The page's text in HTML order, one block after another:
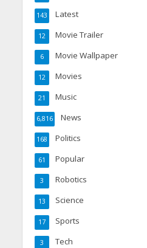
Latest
143
Movie Trailer
12
Movie Wallpaper
6
Movies
12
Music
21
News
6,816
Politics
168
Popular
61
Robotics
3
Science
13
Sports
17
Tech
3